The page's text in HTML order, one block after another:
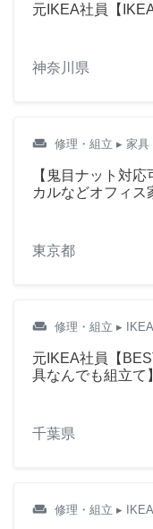
元IKEA社員【
神奈川県
weekend 修理・組立 ▸ 家具
【鬼目ナット対
カルなどオフィス
東京都
weekend 修理・組立 ▸
元IKEA社員【
具なんでも組立て】
千葉県
weekend 修理・組立 ▸